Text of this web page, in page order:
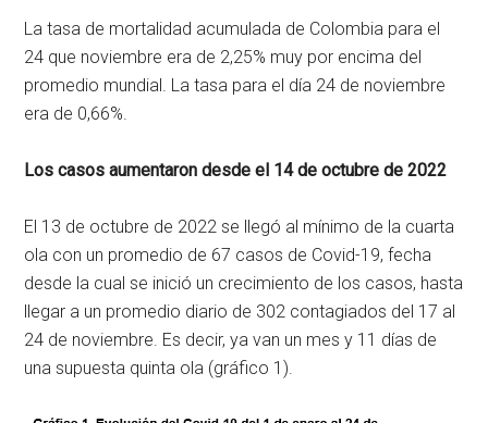
La tasa de mortalidad acumulada de Colombia para el
24 que noviembre era de 2,25% muy por encima del
promedio mundial. La tasa para el día 24 de noviembre
era de 0,66%.
Los casos aumentaron desde el 14 de octubre de 2022
El 13 de octubre de 2022 se llegó al mínimo de la cuarta
ola con un promedio de 67 casos de Covid-19, fecha
desde la cual se inició un crecimiento de los casos, hasta
llegar a un promedio diario de 302 contagiados del 17 al
24 de noviembre. Es decir, ya van un mes y 11 días de
una supuesta quinta ola (gráfico 1).